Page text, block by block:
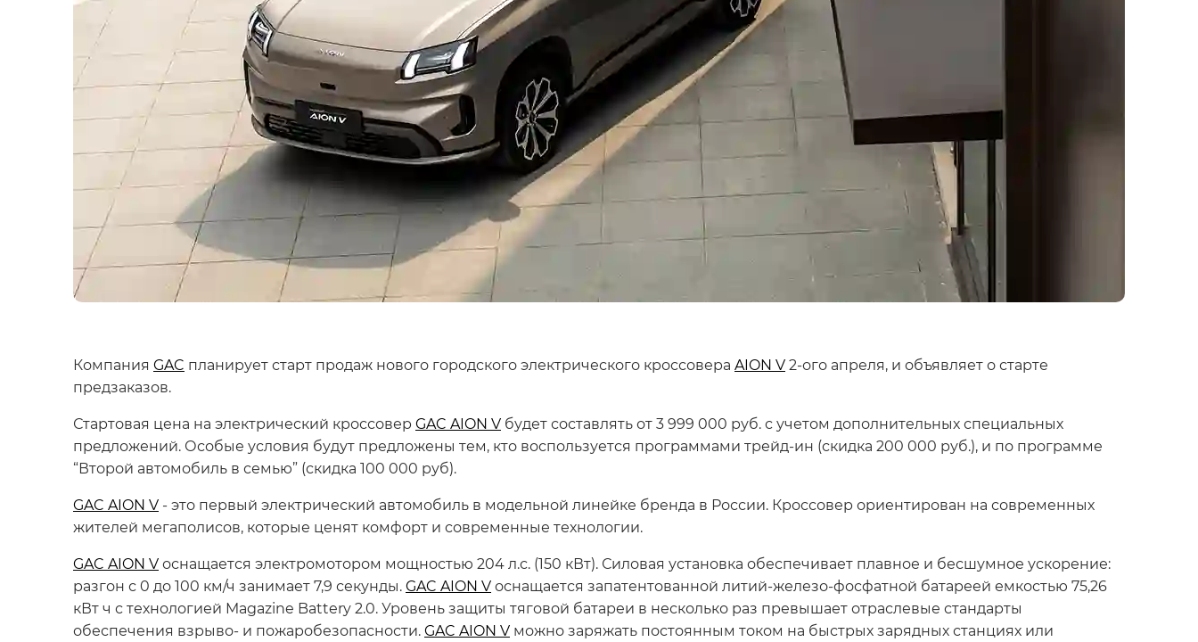
Компания GAC планирует старт продаж нового городского электрического кроссовера AION V2-ого апреля, и объявляет о старте
предзаказов.
Стартовая цена на электрический кроссовер GAC AION V будет составлять от 3 999 000 руб. с учетом дополнительных специальных
предложений. Особые условия будут предложены тем, кто воспользуется программами трейд-ин (скидка 200 000 руб.), и по программе
“Второй автомобиль в семью” (скидка 100 000 руб).
GAC AION V - это первый электрический автомобиль в модельной линейке бренда в России. Кроссовер ориентирован на современных
жителей мегаполисов, которые ценят комфорт и современные технологии.
GAC AION Vоснащается электромотором мощностью 204 л.с. (150 кВт). Силовая установка обеспечивает плавное и бесшумное ускорение:
разгон с 0 до 100 км/ч занимает 7,9 секунды.GAC AION Vоснащается запатентованной литий-железо-фосфатной батареей емкостью 75,26
кВт ч с технологией Magazine Battery 2.0. Уровень защиты тяговой батареи в несколько раз превышает отраслевые стандарты
обеспечения взрыво- и пожаробезопасности.GAC AION V можно заряжать постоянным током на быстрых зарядных станциях или